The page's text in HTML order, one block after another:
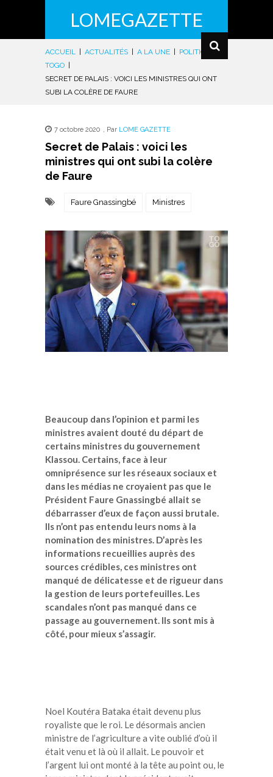
LOMEGAZETTE
ACCUEIL ACTUALITÉS A LA UNE POLITIQUE |
TOGO
SECRET DE PALAIS : VOICI LES MINISTRES QUI ONT
SUBI LA COLÈRE DE FAURE
7 octobre 2020 , Par LOME GAZETTE
Secret de Palais : voici les
ministres qui ont subi la colère
de Faure
Faure Gnassingbé Ministres
Beaucoup dans l’opinion et parmi les
ministres avaient douté du départ de
certains ministres du gouvernement
Klassou. Certains, face à leur
omniprésence sur les réseaux sociaux et
dans les médias ne croyaient pas que le
Président Faure Gnassingbé allait se
débarrasser d’eux de façon aussi brutale.
Ils n’ont pas entendu leurs noms à la
nomination des ministres. D’après les
informations recueillies auprès des
sources crédibles, ces ministres ont
manqué de délicatesse et de rigueur dans
la gestion de leurs portefeuilles. Les
scandales n’ont pas manqué dans ce
passage au gouvernement. Ils sont mis à
côté, pour mieux s’assagir.
Noel Koutéra Bataka était devenu plus
royaliste que le roi. Le désormais ancien
ministre de l’agriculture a vite oublié d’où il
était venu et là où il allait. Le pouvoir et
l’argent lui ont monté à la tête au point ou, le